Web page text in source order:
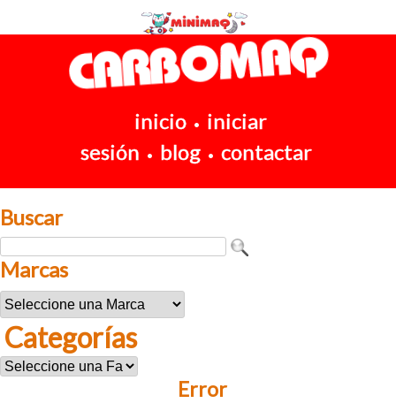
inicio • iniciar
sesión • blog • contactar
Buscar
Marcas
Categorías
Error